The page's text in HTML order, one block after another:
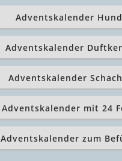
Adventskalender
Adventskalender
Adventskalender
Adventskalender mit 24
Adventskalender zum